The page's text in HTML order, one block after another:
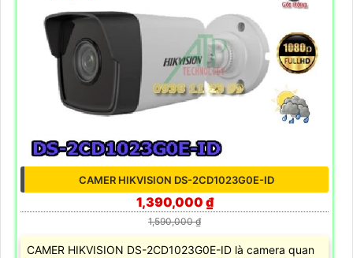
CAMER HIKVISION DS-2CD1023G0E-ID
1,390,000 ₫
1,590,000 ₫
CAMER HIKVISION DS-2CD1023G0E-ID là camera quan